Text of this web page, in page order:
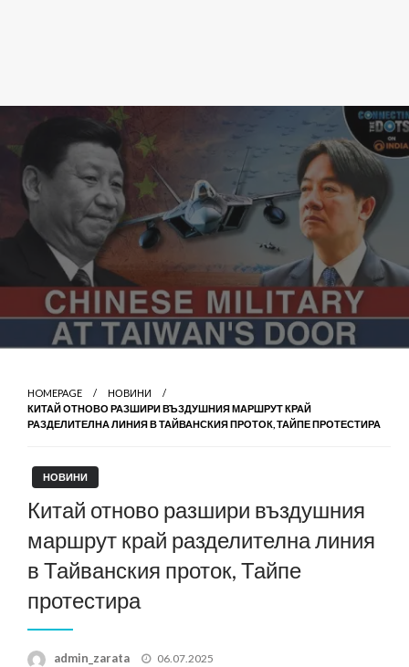
HOMEPAGE
НОВИНИ
КИТАЙ ОТНОВО РАЗШИРИ ВЪЗДУШНИЯ МАРШРУТ КРАЙ
РАЗДЕЛИТЕЛНА ЛИНИЯ В ТАЙВАНСКИЯ ПРОТОК, ТАЙПЕ ПРОТЕСТИРА
НОВИНИ
Китай отново разшири въздушния
маршрут край разделителна линия
в Тайванския проток, Тайпе
протестира
admin_zarata
Posted
06.07.2025